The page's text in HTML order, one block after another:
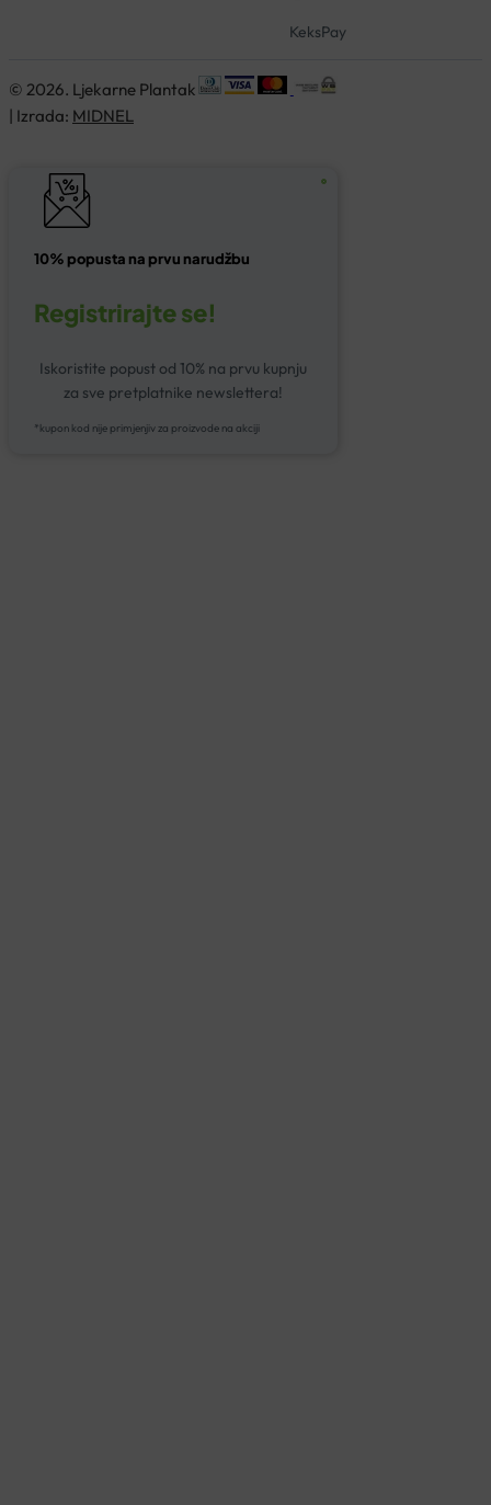
KeksPay
© 2026. Ljekarne Plantak
| Izrada: MIDNEL
10% popusta na prvu narudžbu
Registrirajte se!
Iskoristite popust od 10% na prvu kupnju
za sve pretplatnike newslettera!
*kupon kod nije primjenjiv za proizvode na akciji